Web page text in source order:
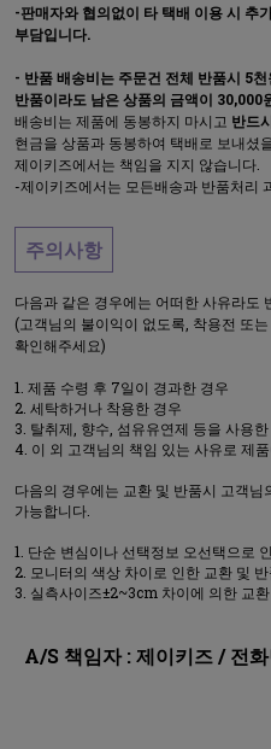
-판매자와 협의없이 타 택배 이용 시 추
부담입니다.
- 반품 배송비는 주문건 전체 반품시 5
반품이라도 남은 상품의 금액이 30,000
배송비는 제품에 동봉하지 마시고 반드
현금을 상품과 동봉하여 택배로 보내셨
제이키즈에서는 책임을 지지 않습니다.
-제이키즈에서는 모든배송과 반품처리
주의사항
다음과 같은 경우에는 어떠한 사유라도
(고객님의 불이익이 없도록, 착용전 또
확인해주세요)
제품 수령 후 7일이 경과한 경우
세탁하거나 착용한 경우
탈취제, 향수, 섬유유연제 등을 사용
이 외 고객님의 책임 있는 사유로 제
다음의 경우에는 교환 및 반품시 고객
가능합니다.
단순 변심이나 선택정보 오선택으로
모니터의 색상 차이로 인한 교환 및 반
실측사이즈±2~3cm 차이에 의한 교
A/S 책임자 : 제이키즈 / 전